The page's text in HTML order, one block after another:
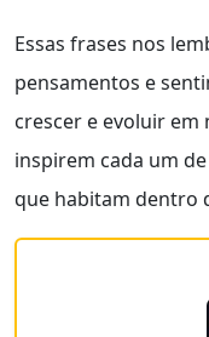
Essas frases nos
pensamentos e
crescer e evoluir em
inspirem cada um
que habitam dentro